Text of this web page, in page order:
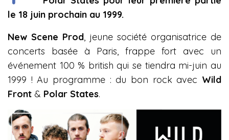
le 18 juin prochain au 1999.
New Scene Prod, jeune société organisatrice de
concerts basée à Paris, frappe fort avec un
événement 100 % british qui se tiendra mi-juin au
1999 ! Au programme : du bon rock avec Wild
Front & Polar States.